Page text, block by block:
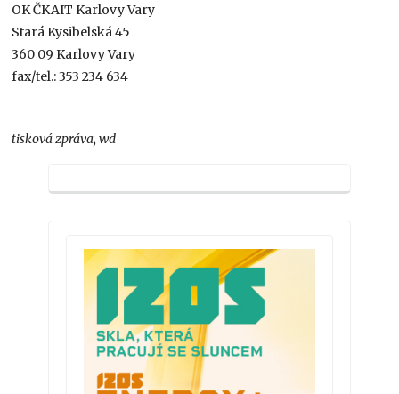
OK ČKAIT Karlovy Vary
Stará Kysibelská 45
360 09 Karlovy Vary
fax/tel.: 353 234 634
tisková zpráva, wd